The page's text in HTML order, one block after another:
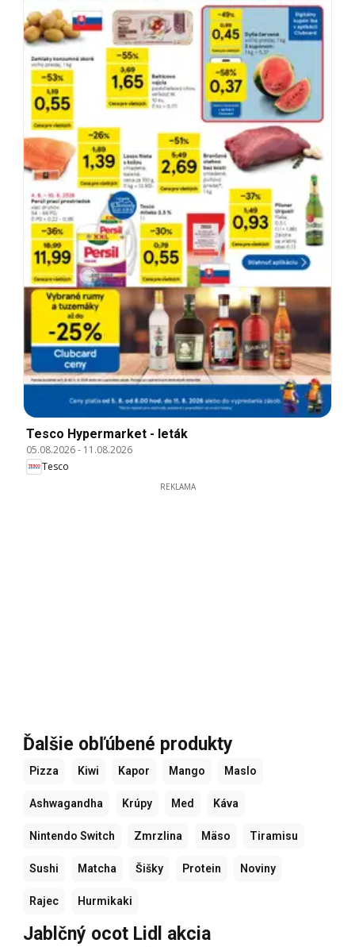
Tesco Hypermarket - leták
05.08.2026- 11.08.2026
Tesco
REKLAMA
Ďalšie obľúbené produkty
Pizza Kiwi Kapor Mango Maslo
Ashwagandha Krúpy Med Káva
Nintendo Switch Zmrzlina Mäso Tiramisu
Sushi Matcha Šišky Protein Noviny
Rajec Hurmikaki
Jablčný ocot Lidl akcia